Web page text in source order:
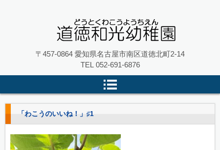
名古屋市南区の 道徳和光幼稚園
〒457-0864 愛知県名古屋市南区道徳北町2-14
TEL 052-691-6876
「わこうのいいね！」♯1